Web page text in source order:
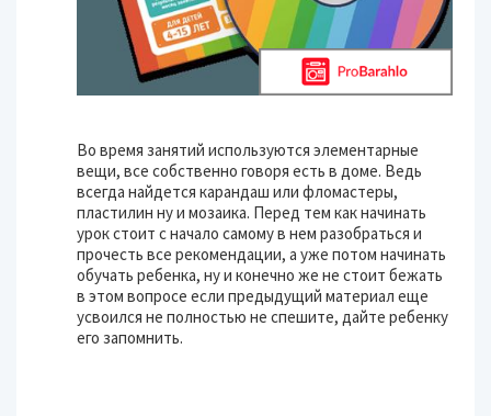
Во время занятий используются элементарные
вещи, все собственно говоря есть в доме. Ведь
всегда найдется карандаш или фломастеры,
пластилин ну и мозаика. Перед тем как начинать
урок стоит с начало самому в нем разобраться и
прочесть все рекомендации, а уже потом начинать
обучать ребенка, ну и конечно же не стоит бежать
в этом вопросе если предыдущий материал еще
усвоился не полностью не спешите, дайте ребенку
его запомнить.